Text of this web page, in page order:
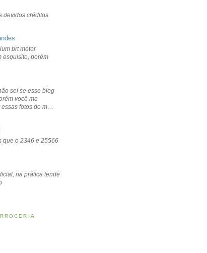
devidos créditos
brt motor
esquisito, porém
sei se esse blog
você me
fotos do m…
que o 2346 e 25566
na prática tende